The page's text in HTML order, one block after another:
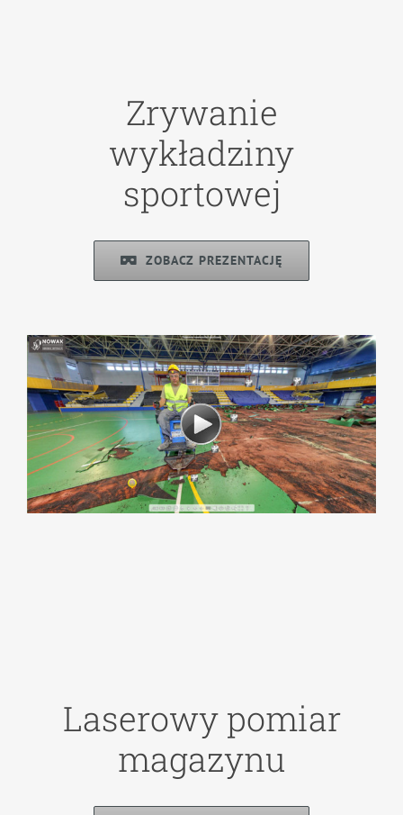
Zrywanie
wykładziny
sportowej
ZOBACZ PREZENTACJĘ
Laserowy pomiar
magazynu